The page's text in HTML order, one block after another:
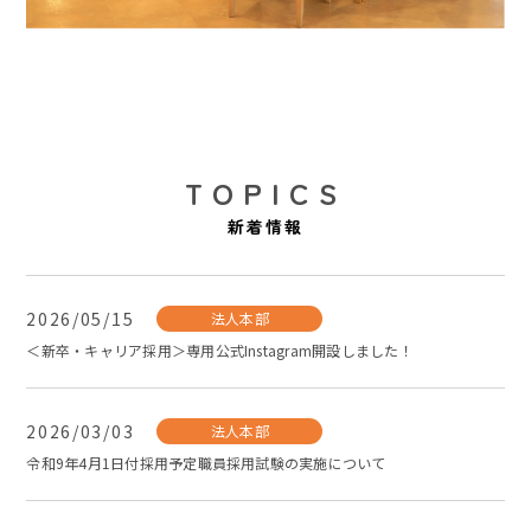
TOPICS
新着情報
2026/05/15
法人本部
＜新卒・キャリア採用＞専用公式Instagram開設しました！
2026/03/03
法人本部
令和9年4月1日付採用予定職員採用試験の実施について